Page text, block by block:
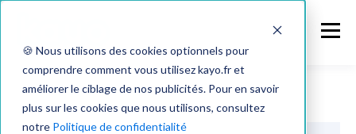
🍪 Nous utilisons des cookies optionnels pour
comprendre comment vous utilisez kayo.fr et
améliorer le ciblage de nos publicités. Pour en savoir
plus sur les cookies que nous utilisons, consultez
notre Politique de confidentialité